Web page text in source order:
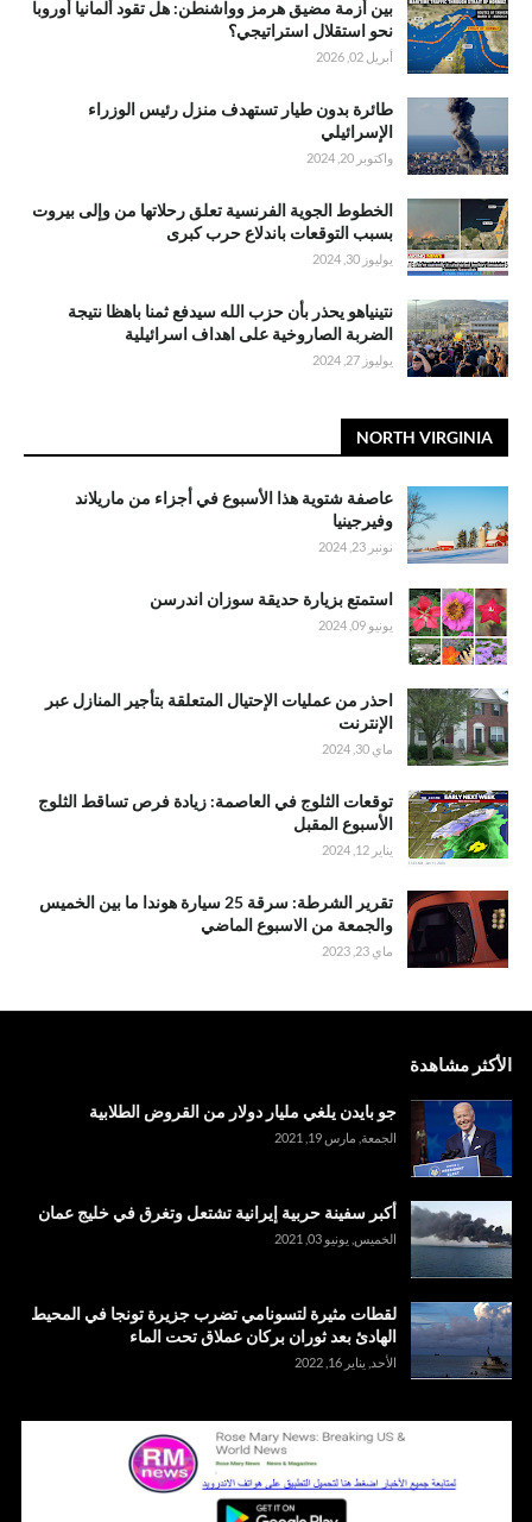
بين أزمة مضيق هرمز وواشنطن: هل تقود ألمانيا أوروبا
نحو استقلال استراتيجي؟
أبريل 02, 2026
طائرة بدون طيار تستهدف منزل رئيس الوزراء
الإسرائيلي
واكتوبر 20, 2024
الخطوط الجوية الفرنسية تعلق رحلاتها من وإلى بيروت
بسبب التوقعات باندلاع حرب كبرى
يوليوز 30, 2024
نتينياهو يحذر بأن حزب الله سيدفع ثمنا باهظا نتيجة
الضربة الصاروخية على اهداف اسرائيلية
يوليوز 27, 2024
NORTH VIRGINIA
عاصفة شتوية هذا الأسبوع في أجزاء من ماريلاند
وفيرجينيا
نونبر 23, 2024
استمتع بزيارة حديقة سوزان اندرسن
يونيو 09, 2024
احذر من عمليات الإحتيال المتعلقة بتأجير المنازل عبر
الإنترنت
ماي 30, 2024
توقعات الثلوج في العاصمة: زيادة فرص تساقط الثلوج
الأسبوع المقبل
يناير 12, 2024
تقرير الشرطة: سرقة 25 سيارة هوندا ما بين الخميس
والجمعة من الاسبوع الماضي
ماي 23, 2023
الأكثر مشاهدة
جو بايدن يلغي مليار دولار من القروض الطلابية
الجمعة, مارس 19, 2021
أكبر سفينة حربية إيرانية تشتعل وتغرق في خليج عمان
الخميس, يونيو 03, 2021
لقطات مثيرة لتسونامي تضرب جزيرة تونجا في المحيط
الهادئ بعد ثوران بركان عملاق تحت الماء
الأحد, يناير 16, 2022